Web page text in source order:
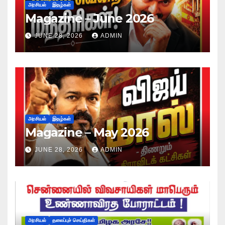
அரசியல் இதழ்கள்
Magazine – June 2026
JUNE 28, 2026 ADMIN
அரசியல் இதழ்கள்
Magazine – May 2026
JUNE 28, 2026 ADMIN
அரசியல் தலைப்புச் செய்திகள்